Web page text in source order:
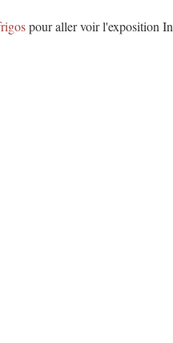
pour aller voir l'exposition In